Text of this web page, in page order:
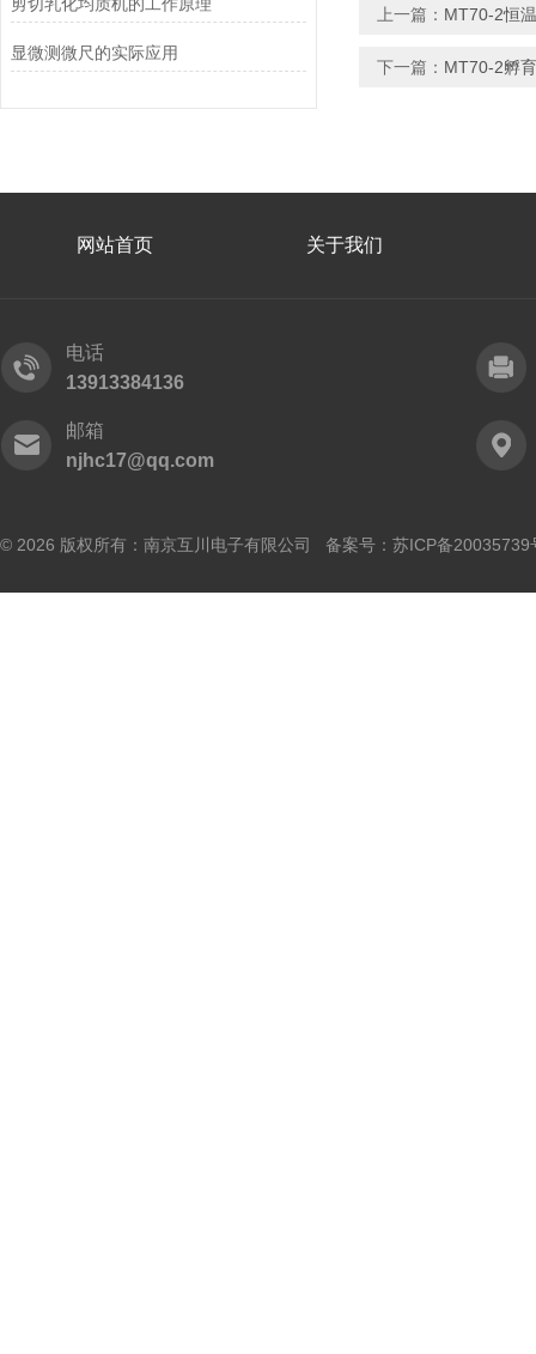
显微测微尺的实际应用
上一篇： MT70-2恒
下一篇： MT70-2孵
网站首页 关于我们
电话
13913384136
邮箱
njhc17@qq.com
© 2026 版权所有：南京互川电子有限公司 备案号： 苏ICP备20035739